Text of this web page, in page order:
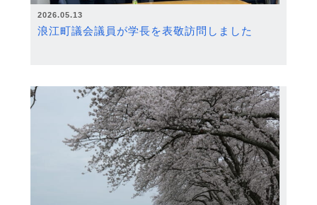
2026.05.13
浪江町議会議員が学長を表敬訪問しました